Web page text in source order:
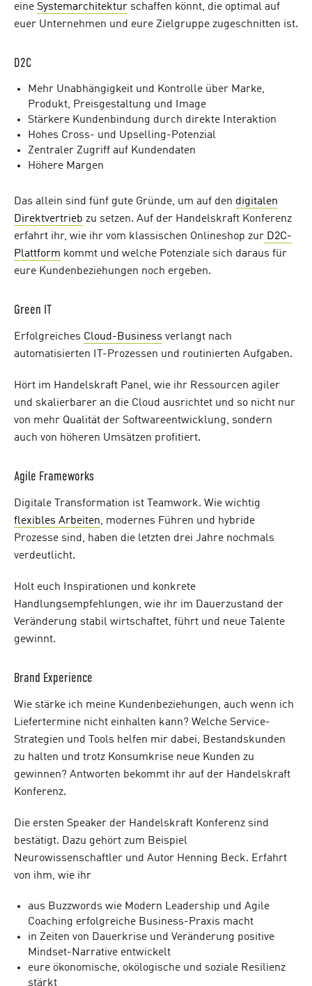
eine Systemarchitektur schaffen könnt, die optimal auf
euer Unternehmen und eure Zielgruppe zugeschnitten ist.
D2C
Mehr Unabhängigkeit und Kontrolle über Marke,
Produkt, Preisgestaltung und Image
Stärkere Kundenbindung durch direkte Interaktion
Hohes Cross- und Upselling-Potenzial
Zentraler Zugriff auf Kundendaten
Höhere Margen
Das allein sind fünf gute Gründe, um auf den digitalen
Direktvertrieb zu setzen. Auf der Handelskraft Konferenz
erfahrt ihr, wie ihr vom klassischen Onlineshop zur D2C-
Plattform kommt und welche Potenziale sich daraus für
eure Kundenbeziehungen noch ergeben.
Green IT
Erfolgreiches Cloud-Business verlangt nach
automatisierten IT-Prozessen und routinierten Aufgaben.
Hört im Handelskraft Panel, wie ihr Ressourcen agiler
und skalierbarer an die Cloud ausrichtet und so nicht nur
von mehr Qualität der Softwareentwicklung, sondern
auch von höheren Umsätzen profitiert.
Agile Frameworks
Digitale Transformation ist Teamwork. Wie wichtig
flexibles Arbeiten, modernes Führen und hybride
Prozesse sind, haben die letzten drei Jahre nochmals
verdeutlicht.
Holt euch Inspirationen und konkrete
Handlungsempfehlungen, wie ihr im Dauerzustand der
Veränderung stabil wirtschaftet, führt und neue Talente
gewinnt.
Brand Experience
Wie stärke ich meine Kundenbeziehungen, auch wenn ich
Liefertermine nicht einhalten kann? Welche Service-
Strategien und Tools helfen mir dabei, Bestandskunden
zu halten und trotz Konsumkrise neue Kunden zu
gewinnen? Antworten bekommt ihr auf der Handelskraft
Konferenz.
Die ersten Speaker der Handelskraft Konferenz sind
bestätigt. Dazu gehört zum Beispiel
Neurowissenschaftler und Autor Henning Beck. Erfahrt
von ihm, wie ihr
aus Buzzwords wie Modern Leadership und Agile
Coaching erfolgreiche Business-Praxis macht
in Zeiten von Dauerkrise und Veränderung positive
Mindset-Narrative entwickelt
eure ökonomische, okölogische und soziale Resilienz
stärkt